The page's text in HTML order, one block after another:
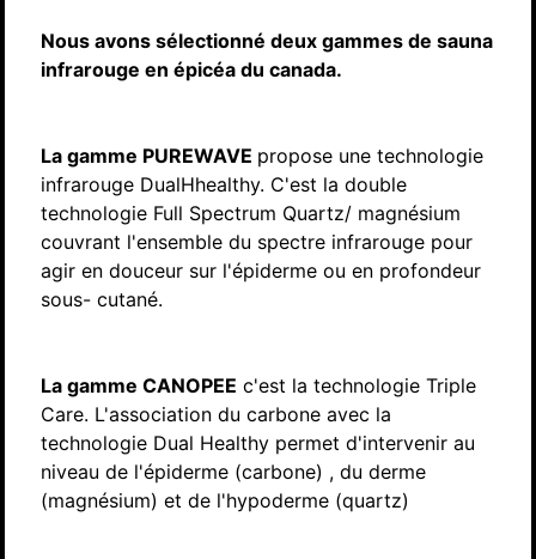
Nous avons sélectionné deux gammes de sauna
infrarouge en épicéa du canada.
La gamme PUREWAVE propose une technologie
infrarouge DualHhealthy. C'est la double
technologie Full Spectrum Quartz/ magnésium
couvrant l'ensemble du spectre infrarouge pour
agir en douceur sur l'épiderme ou en profondeur
sous- cutané.
La gamme CANOPEE c'est la technologie Triple
Care. L'association du carbone avec la
technologie Dual Healthy permet d'intervenir au
niveau de l'épiderme (carbone) , du derme
(magnésium) et de l'hypoderme (quartz)